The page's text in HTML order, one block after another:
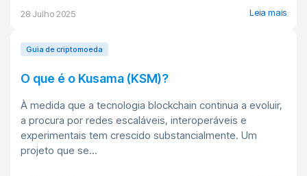
28 Julho 2025 Leia mais
Guia de criptomoeda
O que é o Kusama (KSM)?
À medida que a tecnologia blockchain continua a evoluir,
a procura por redes escaláveis, interoperáveis e
experimentais tem crescido substancialmente. Um
projeto que se...